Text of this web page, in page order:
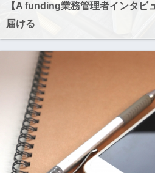
【A funding業務管理者インタビ
届ける